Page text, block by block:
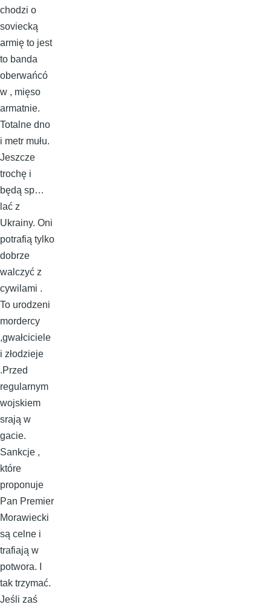
chodzi o
soviecką
armię to jest
to banda
oberwańcó
w , mięso
armatnie.
Totalne dno
i metr mułu.
Jeszcze
trochę i
będą sp…
lać z
Ukrainy. Oni
potrafią tylko
dobrze
walczyć z
cywilami .
To urodzeni
mordercy
,gwałciciele
i złodzieje
.Przed
regularnym
wojskiem
srają w
gacie.
Sankcje ,
które
proponuje
Pan Premier
Morawiecki
są celne i
trafiają w
potwora. I
tak trzymać.
Jeśli zaś